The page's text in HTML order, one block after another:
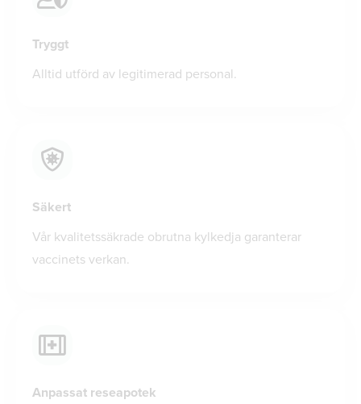
Tryggt
Alltid utförd av legitimerad personal.
Säkert
Vår kvalitetssäkrade obrutna kylkedja garanterar
vaccinets verkan.
Anpassat reseapotek